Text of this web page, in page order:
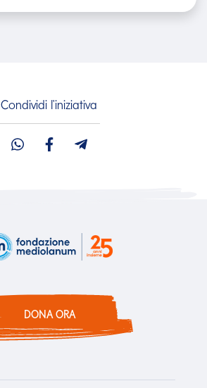
Condividi l'iniziativa
DONA ORA